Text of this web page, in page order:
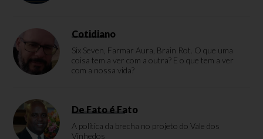
Cotidiano
Six Seven, Farmar Aura, Brain Rot. O que uma
coisa tem a ver com a outra? E o que tem a ver
com a nossa vida?
De Fato é Fato
A política da brecha no projeto do Vale dos
Vinhedos